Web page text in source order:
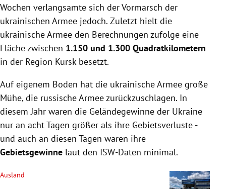
Wochen verlangsamte sich der Vormarsch der
ukrainischen Armee jedoch. Zuletzt hielt die
ukrainische Armee den Berechnungen zufolge eine
Fläche zwischen 1.150 und 1.300 Quadratkilometern
in der Region Kursk besetzt.
Auf eigenem Boden hat die ukrainische Armee große
Mühe, die russische Armee zurückzuschlagen. In
diesem Jahr waren die Geländegewinne der Ukraine
nur an acht Tagen größer als ihre Gebietsverluste -
und auch an diesen Tagen waren ihre
Gebietsgewinne laut den ISW-Daten minimal.
Ausland